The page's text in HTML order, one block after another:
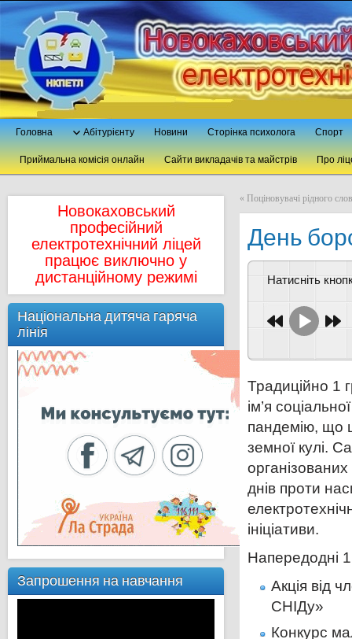
Головна Абітурієнту Новини Сторінка психолога Спорт
Приймальна комісія онлайн Сайти викладачів та майстрів Про
Новокаховський
професійний
електротехнічний ліцей
працює виключно у
дистанційному режимі
Національна дитяча гаряча
лінія
Запрошення на навчання
« Поцiновувачi рiдного
День
Натисніть
Традиційно 1
ім’я
пандемію, що
земної кулі.
днів проти
ініціативи.
Напередодні
Акція від
СНІДу»
Конкурс